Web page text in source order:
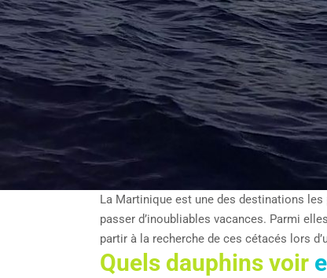
La Martinique est une des destinations
passer d’inoubliables vacances. Parmi
partir à la recherche de ces cétacés lors
Quels dauphins voir